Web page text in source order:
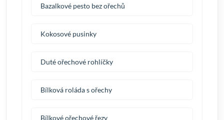
Bazalkové pesto bez ořechů
Kokosové pusinky
Duté ořechové rohlíčky
Bílková roláda s ořechy
Bílkové ořechové řezy